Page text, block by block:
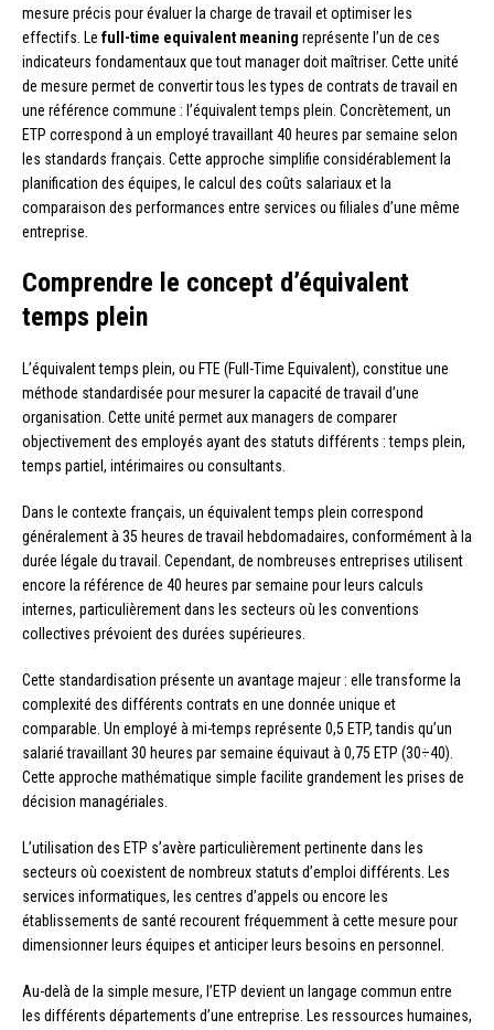
mesure précis pour évaluer la charge de travail et optimiser les
effectifs. Le full-time equivalent meaning représente l’un de ces
indicateurs fondamentaux que tout manager doit maîtriser. Cette unité
de mesure permet de convertir tous les types de contrats de travail en
une référence commune : l’équivalent temps plein. Concrètement, un
ETP correspond à un employé travaillant 40 heures par semaine selon
les standards français. Cette approche simplifie considérablement la
planification des équipes, le calcul des coûts salariaux et la
comparaison des performances entre services ou filiales d’une même
entreprise.
Comprendre le concept d’équivalent
temps plein
L’équivalent temps plein, ou FTE (Full-Time Equivalent), constitue une
méthode standardisée pour mesurer la capacité de travail d’une
organisation. Cette unité permet aux managers de comparer
objectivement des employés ayant des statuts différents : temps plein,
temps partiel, intérimaires ou consultants.
Dans le contexte français, un équivalent temps plein correspond
généralement à 35 heures de travail hebdomadaires, conformément à la
durée légale du travail. Cependant, de nombreuses entreprises utilisent
encore la référence de 40 heures par semaine pour leurs calculs
internes, particulièrement dans les secteurs où les conventions
collectives prévoient des durées supérieures.
Cette standardisation présente un avantage majeur : elle transforme la
complexité des différents contrats en une donnée unique et
comparable. Un employé à mi-temps représente 0,5 ETP, tandis qu’un
salarié travaillant 30 heures par semaine équivaut à 0,75 ETP (30÷40).
Cette approche mathématique simple facilite grandement les prises de
décision managériales.
L’utilisation des ETP s’avère particulièrement pertinente dans les
secteurs où coexistent de nombreux statuts d’emploi différents. Les
services informatiques, les centres d’appels ou encore les
établissements de santé recourent fréquemment à cette mesure pour
dimensionner leurs équipes et anticiper leurs besoins en personnel.
Au-delà de la simple mesure, l’ETP devient un langage commun entre
les différents départements d’une entreprise. Les ressources humaines,